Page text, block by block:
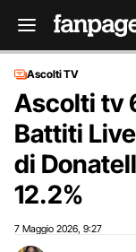
Ascolti TV
Ascolti tv
Battiti
di
12.2%
7 Maggio 2026 9:27